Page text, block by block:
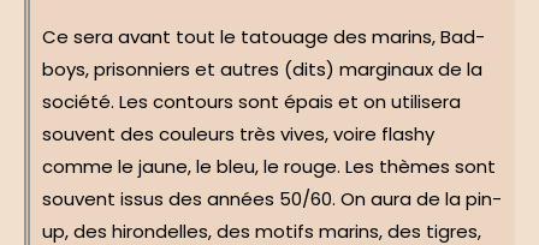
Ce sera avant tout le tatouage des marins, Bad-
boys, prisonniers et autres (dits) marginaux de la
société. Les contours sont épais et on utilisera
souvent des couleurs très vives, voire flashy
comme le jaune, le bleu, le rouge. Les thèmes sont
souvent issus des années 50/60. On aura de la pin-
up, des hirondelles, des motifs marins, des tigres,